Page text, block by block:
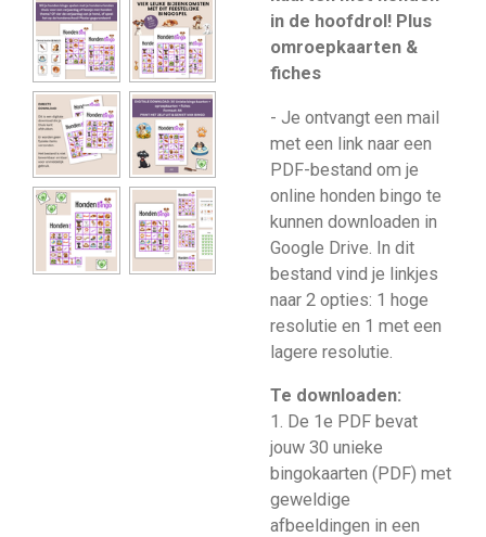
in de hoofdrol! Plus
omroepkaarten &
fiches
- Je ontvangt een mail
met een link naar een
PDF-bestand om je
online honden bingo te
kunnen downloaden in
Google Drive. In dit
bestand vind je linkjes
naar 2 opties: 1 hoge
resolutie en 1 met een
lagere resolutie.
Te downloaden:
1. De 1e PDF bevat
jouw 30 unieke
bingokaarten (PDF) met
geweldige
afbeeldingen in een